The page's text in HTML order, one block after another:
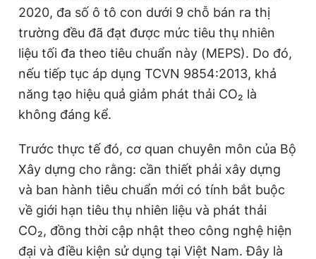
2020, đa số ô tô con dưới 9 chỗ bán ra thị
trường đều đã đạt được mức tiêu thụ nhiên
liệu tối đa theo tiêu chuẩn này (MEPS). Do đó,
nếu tiếp tục áp dụng TCVN 9854:2013, khả
năng tạo hiệu quả giảm phát thải CO₂ là
không đáng kể.
Trước thực tế đó, cơ quan chuyên môn của Bộ
Xây dựng cho rằng: cần thiết phải xây dựng
và ban hành tiêu chuẩn mới có tính bắt buộc
về giới hạn tiêu thụ nhiên liệu và phát thải
CO₂, đồng thời cập nhật theo công nghệ hiện
đại và điều kiện sử dụng tại Việt Nam. Đây là